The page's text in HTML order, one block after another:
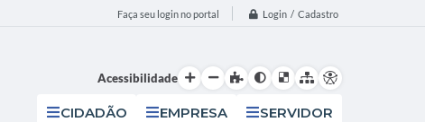
Faça seu login no portal Login / Cadastro
Acessibilidade
CIDADÃO EMPRESA SERVIDOR